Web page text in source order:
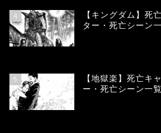
4
【キングダム】死
ター・死亡シーン
5
【地獄楽】死亡キ
ー・死亡シーン一覧